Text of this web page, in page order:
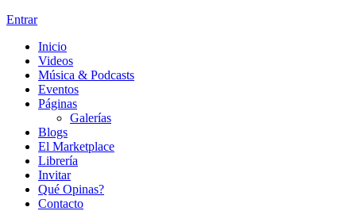
Entrar
Inicio
Videos
Música & Podcasts
Eventos
Páginas
Galerías
Blogs
El Marketplace
Librería
Invitar
Qué Opinas?
Contacto